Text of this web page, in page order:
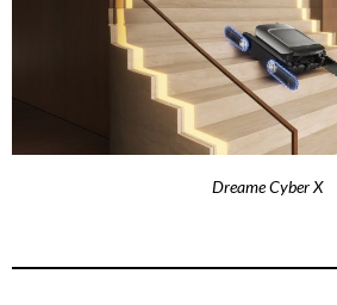
Dreame Cyber X